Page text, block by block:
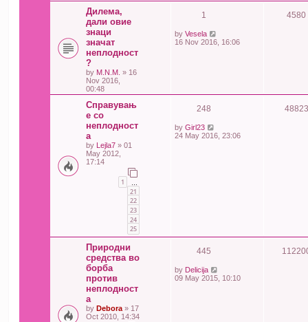
Дилема,
дали овие
знаци
значат
неплодност
?
by M.N.M. » 16
Nov 2016,
00:48
1 4580
by Vesela
16 Nov 2016, 16:06
Справувањ
е со
неплодност
а
by Lejla7 » 01
May 2012,
17:14
1
21
22
23
24
25
248 48823
by Girl23
24 May 2016, 23:06
Природни
средства во
борба
против
неплодност
а
by Debora » 17
Oct 2010, 14:34
445
by Delicija
09 May 2015, 10:10